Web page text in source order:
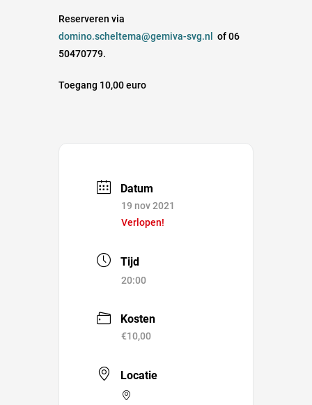
Reserveren via
domino.scheltema@gemiva-svg.nl
of 06
50470779.
Toegang 10,00 euro
Datum
19 nov 2021
Verlopen!
Tijd
20:00
Kosten
€10,00
Locatie